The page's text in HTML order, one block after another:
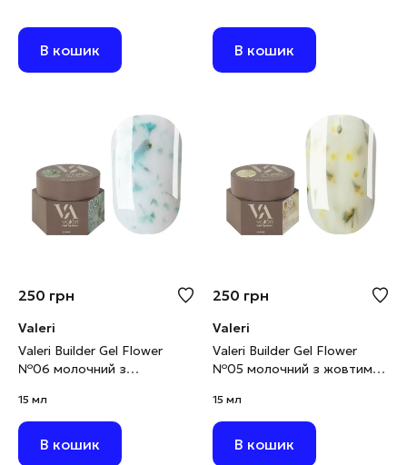
В кошик В кошик
250 грн
Valeri
Valeri Builder Gel Flower
№06 молочний з
15 мл
15 мл
В кошик
250 грн
Valeri
Valeri Builder Gel Flower
№05 молочний з жовтими
15 мл
В кошик